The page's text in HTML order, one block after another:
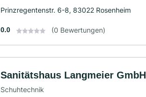
Prinzregentenstr. 6-8, 83022 Rosenheim
0.0 (0 Bewertungen)
Sanitätshaus Langmeier GmbH
Schuhtechnik